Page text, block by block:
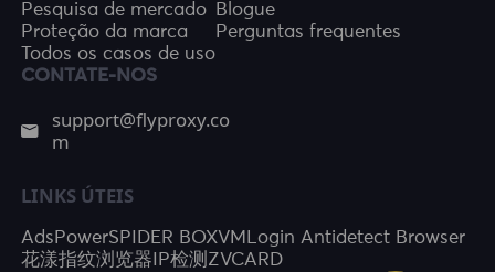
Pesquisa de mercado
Proteção da marca
Todos os casos de uso
Blogue
Perguntas frequentes
CONTATE-NOS
support@flyproxy.co
m
LINKS ÚTEIS
AdsPowerSPIDER BOXVMLogin Antidetect Browser
花漾指纹浏览器 IP检测 ZVCARD